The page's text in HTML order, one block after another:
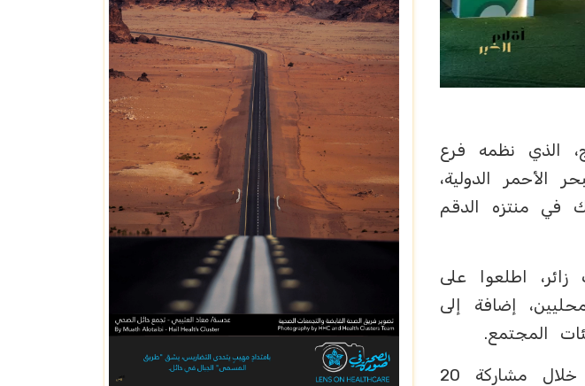
الذي نظمه فرع
الأحمر الدولية،
في منتزه الدقم
الذي استمر أربعة أيام، حضورًا تجاوز 18 ألف زائر، اطلعوا على
إضافة إلى
المجتمع.
وأسهم المهرجان في تعزيز الفرص الاقتصادية للمزارعين من خلال مشاركة 20